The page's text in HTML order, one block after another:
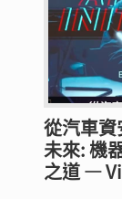
從汽車
未來: 機
之道 —